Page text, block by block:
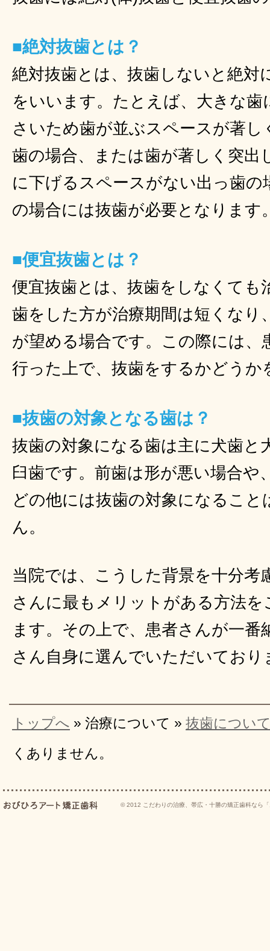
■絶対抜歯とは？
絶対抜歯とは、抜歯しないと絶対
をいいます。たとえば、大きな
さいため歯が並ぶスペースが著
歯の場合、または歯が著しく突出
に下げるスペースがない出っ歯
の場合には抜歯が必要となります
■便宜抜歯とは？
便宜抜歯とは、抜歯をしなくても
歯をした方が治療期間は短くなり
が望める場合です。この際には、
行った上で、抜歯をするかどうか
■抜歯の対象となる歯は？
抜歯の対象になる歯は主に犬歯と
臼歯です。前歯は形が悪い場合や
どの他には抜歯の対象になるこ
ん。
当院では、こうした背景を十分考
さんに最もメリットがある方法
ます。その上で、患者さんが一番
さん自身に選んでいただいており
トップへ » 治療について » 抜歯につい
くありません。
© 2012 こだわりの治療、帯広・十勝の矯正歯科なら